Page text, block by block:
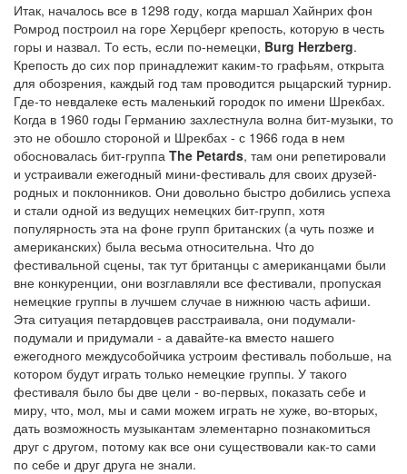
Итак, началось все в 1298 году, когда маршал Хайнрих фон
Ромрод построил на горе Херцберг крепость, которую в честь
горы и назвал. То есть, если по-немецки, Burg Herzberg.
Крепость до сих пор принадлежит каким-то графьям, открыта
для обозрения, каждый год там проводится рыцарский турнир.
Где-то невдалеке есть маленький городок по имени Шрекбах.
Когда в 1960 годы Германию захлестнула волна бит-музыки, то
это не обошло стороной и Шрекбах - с 1966 года в нем
обосновалась бит-группа The Petards, там они репетировали
и устраивали ежегодный мини-фестиваль для своих друзей-
родных и поклонников. Они довольно быстро добились успеха
и стали одной из ведущих немецких бит-групп, хотя
популярность эта на фоне групп британских (а чуть позже и
американских) была весьма относительна. Что до
фестивальной сцены, так тут британцы с американцами были
вне конкуренции, они возглавляли все фестивали, пропуская
немецкие группы в лучшем случае в нижнюю часть афиши.
Эта ситуация петардовцев расстраивала, они подумали-
подумали и придумали - а давайте-ка вместо нашего
ежегодного междусобойчика устроим фестиваль побольше, на
котором будут играть только немецкие группы. У такого
фестиваля было бы две цели - во-первых, показать себе и
миру, что, мол, мы и сами можем играть не хуже, во-вторых,
дать возможность музыкантам элементарно познакомиться
друг с другом, потому как все они существовали как-то сами
по себе и друг друга не знали.